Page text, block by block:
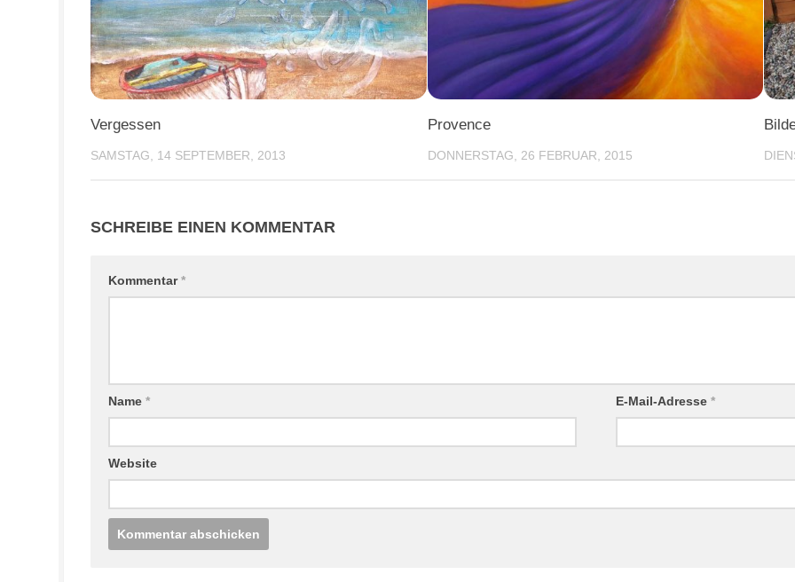
Vergessen
SAMSTAG, 14 SEPTEMBER, 2013
Provence
DONNERSTAG, 26 FEBRUAR, 2015
SCHREIBE EINEN KOMMENTAR
Kommentar*
Name * E-Mail-Adresse *
Website